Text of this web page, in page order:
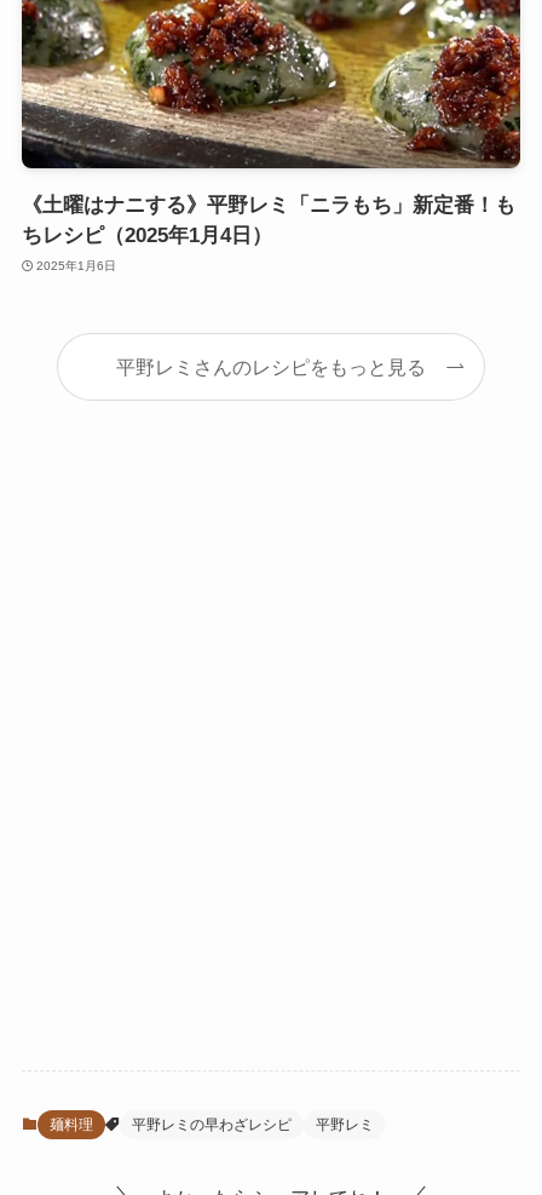
《土曜はナニする》平野レミ「ニラもち」新定番！も
ちレシピ（2025年1月4日）
2025年1月6日
平野レミさんのレシピをもっと見る
麺料理 平野レミの早わざレシピ 平野レミ